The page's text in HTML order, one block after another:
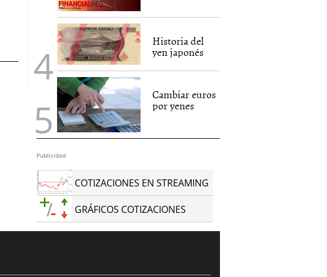
Historia del
yen japonés
Cambiar euros
por yenes
Publicidad
COTIZACIONES EN STREAMING
GRÁFICOS COTIZACIONES